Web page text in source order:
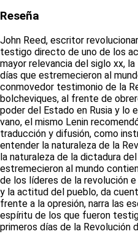
Reseña
John Reed, escritor
testigo directo de uno de los
mayor relevancia del siglo xx,
días que estremecieron al
conmovedor testimonio de la
bolcheviques, al frente de
poder del Estado en Rusia y lo
vano, el mismo Lenin
traducción y difusión, como
entender la naturaleza de la
la naturaleza de la dictadura
estremecieron al mundo
de los líderes de la revolución
y la actitud del pueblo, da
frente a la opresión, narra las
espíritu de los que fueron
primeros días de la Revolución